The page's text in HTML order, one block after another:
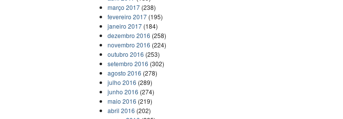
março 2017 (238)
fevereiro 2017 (195)
janeiro 2017 (184)
dezembro 2016 (258)
novembro 2016 (224)
outubro 2016 (253)
setembro 2016 (302)
agosto 2016 (278)
julho 2016 (289)
junho 2016 (274)
maio 2016 (219)
abril 2016 (202)